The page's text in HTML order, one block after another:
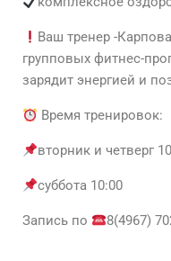
Ваш тренер -
групповых фитнес-
зарядит энергией и
Время тренировок:
вторник и четверг
суббота 10:00
Запись по 8(4967)